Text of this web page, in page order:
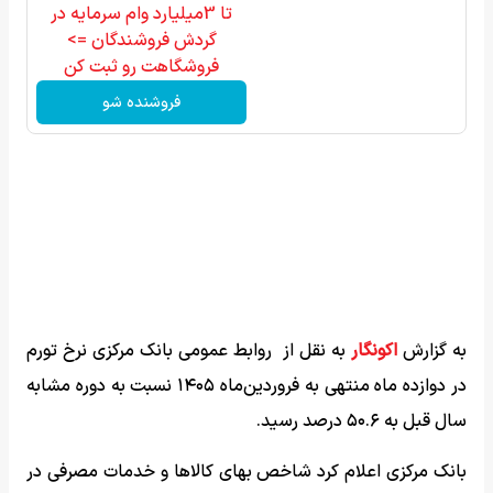
تا 3میلیارد وام سرمایه در
گردش فروشندگان =>
فروشگاهت رو ثبت کن
فروشنده شو
به گزارش اکونگار به نقل از روابط عمومی بانک مرکزی نرخ تورم
در دوازده ماه منتهی به فروردین‌ماه ۱۴۰۵ نسبت به دوره مشابه
سال قبل به ۵۰.۶ درصد رسید.
بانک مرکزی اعلام کرد شاخص بهای کالاها و خدمات مصرفی در